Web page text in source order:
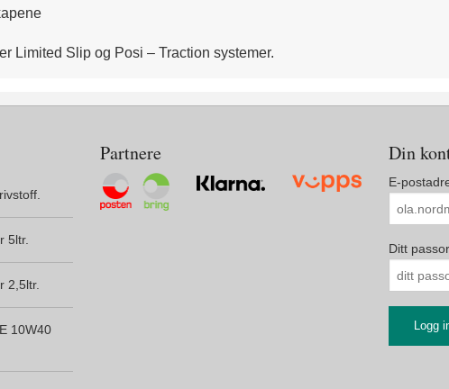
Limited Slip og Posi – Traction systemer.
5ltr.
2,5ltr.
10W40
Partnere Din
E-
Ditt